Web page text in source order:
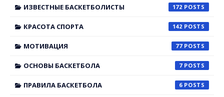
ИЗВЕСТНЫЕ БАСКЕТБОЛИСТЫ 172
КРАСОТА СПОРТА 142
МОТИВАЦИЯ 77
ОСНОВЫ БАСКЕТБОЛА 7
ПРАВИЛА БАСКЕТБОЛА 6